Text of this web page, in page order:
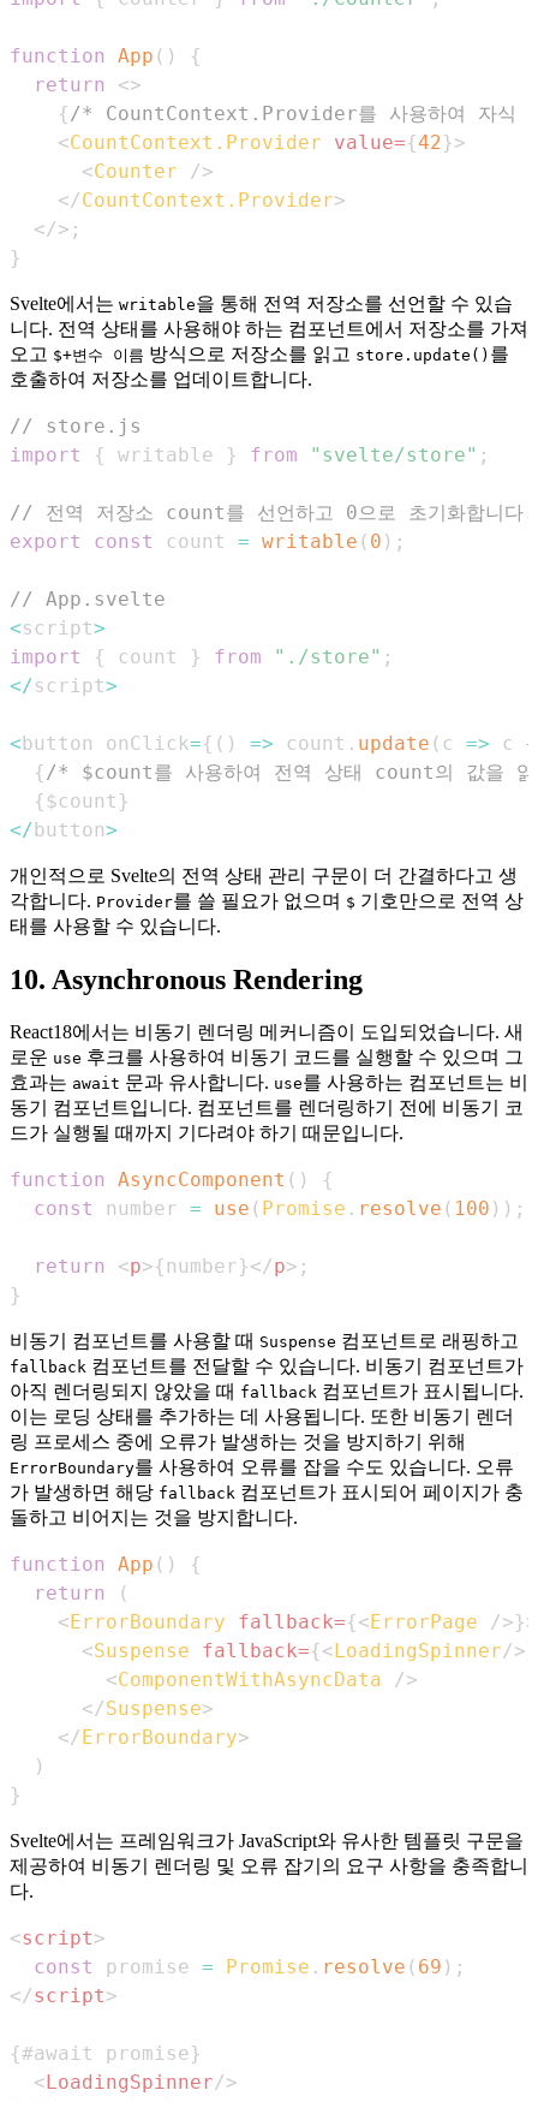
function App ( )
{
return
<>
{/* CountContext.Provider를 사용하여 자식
<CountContext.Provider value={42}>
<Counter
/>
</CountContext.Provider>
</> ;
}
Svelte에서는 writable을 통해 전역 저장소를 선언할 수 있습
니다. 전역 상태를 사용해야 하는 컴포넌트에서 저장소를 가져
오고 $+변수 이름 방식으로 저장소를 읽고 store.update() 를
호출하여 저장소를 업데이트합니다.
// store.js
import
{ writable } from "svelte/store" ;
// 전역 저장소 count를 선언하고 0으로 초기화합니다.
export
const count = writable ( 0 ) ;
// App.svelte
<script>
import
{ count } from "./store" ;
</script>
< button onClick={ ( ) => count . update ( c => c +
{/* $count를 사용하여 전역 상태 count의 값을
{ $count }
</ button>
개인적으로 Svelte의 전역 상태 관리 구문이 더 간결하다고 생
각합니다. Provider를 쓸 필요가 없으며 $ 기호만으로 전역 상
태를 사용할 수 있습니다.
10. Asynchronous Rendering
React18에서는 비동기 렌더링 메커니즘이 도입되었습니다. 새
로운 use 후크를 사용하여 비동기 코드를 실행할 수 있으며 그
효과는 await 문과 유사합니다. use를 사용하는 컴포넌트는 비
동기 컴포넌트입니다. 컴포넌트를 렌더링하기 전에 비동기 코
드가 실행될 때까지 기다려야 하기 때문입니다.
function AsyncComponent ( )
{
const
number = use ( Promise . resolve ( 100 ) ) ;
return <p>{number}</p> ;
}
비동기 컴포넌트를 사용할 때 Suspense 컴포넌트로 래핑하고
fallback 컴포넌트를 전달할 수 있습니다. 비동기 컴포넌트가
아직 렌더링되지 않았을 때 fallback 컴포넌트가 표시됩니다.
이는 로딩 상태를 추가하는 데 사용됩니다. 또한 비동기 렌더
링 프로세스 중에 오류가 발생하는 것을 방지하기 위해
ErrorBoundary를 사용하여 오류를 잡을 수도 있습니다. 오류
가 발생하면 해당 fallback 컴포넌트가 표시되어 페이지가 충
돌하고 비어지는 것을 방지합니다.
function App ( )
{
return
(
<ErrorBoundary fallback={<ErrorPage />}>
<Suspense fallback={<LoadingSpinner/>
<ComponentWithAsyncData
/>
</Suspense>
</ErrorBoundary>
)
}
Svelte에서는 프레임워크가 JavaScript와 유사한 템플릿 구문을
제공하여 비동기 렌더링 및 오류 잡기의 요구 사항을 충족합니
다.
<script>
const
promise = Promise . resolve ( 69 ) ;
</script>
<LoadingSpinner/>